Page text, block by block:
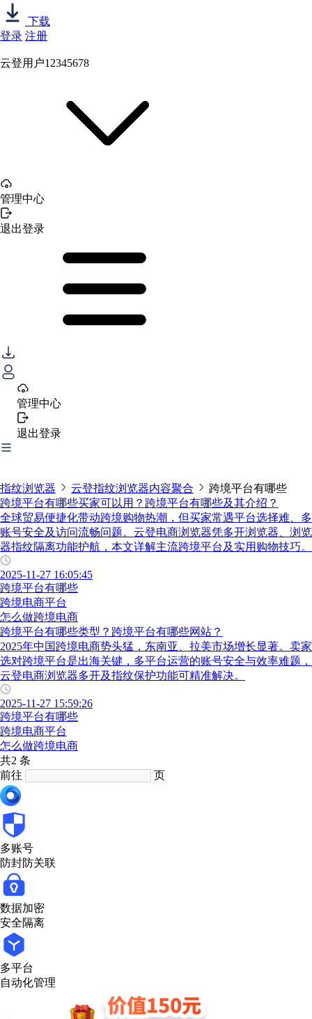
下载
登录 注册
云登用户12345678
管理中心
退出登录
管理中心
退出登录
指纹浏览器 云登指纹浏览器内容聚合
跨境平台有哪些
跨境平台有哪些买家可以用？跨境平台有哪些及其介绍？
全球贸易便捷化带动跨境购物热潮，但买家常遇平台选择难、多
账号安全及访问流畅问题。云登电商浏览器凭多开浏览器、浏览
器指纹隔离功能护航，本文详解主流跨境平台及实用购物技巧。
2025-11-27 16:05:45
跨境平台有哪些
跨境电商平台
怎么做跨境电商
跨境平台有哪些类型？跨境平台有哪些网站？
2025年中国跨境电商势头猛，东南亚、拉美市场增长显著。卖家
选对跨境平台是出海关键，多平台运营的账号安全与效率难题，
云登电商浏览器多开及指纹保护功能可精准解决。
2025-11-27 15:59:26
跨境平台有哪些
跨境电商平台
怎么做跨境电商
共2 条
前往
页
多账号
防封防关联
数据加密
安全隔离
多平台
自动化管理